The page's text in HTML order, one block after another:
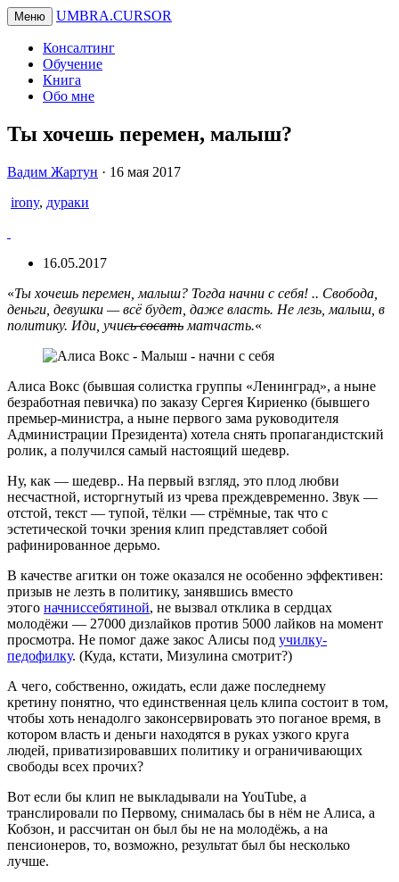
Меню UMBRA.CURSOR
Консалтинг
Обучение
Книга
Обо мне
Ты хочешь перемен, малыш?
Вадим
Вадим Жартун · 16 мая 2017
irony, дураки
16.05.2017
«Ты хочешь перемен, малыш? Тогда начни с себя! .. Свобода,
деньги, девушки — всё будет, даже власть. Не лезь, малыш, в
политику. Иди, учись сосать матчасть.«
Алиса Вокс (бывшая солистка группы «Ленинград», а ныне
безработная певичка) по заказу Сергея Кириенко (бывшего
премьер-министра, а ныне первого зама руководителя
Администрации Президента) хотела снять пропагандистский
ролик, а получился самый настоящий шедевр.
Ну, как — шедевр.. На первый взгляд, это плод любви
несчастной, исторгнутый из чрева преждевременно. Звук —
отстой, текст — тупой, тёлки — стрёмные, так что с
эстетической точки зрения клип представляет собой
рафинированное дерьмо.
В качестве агитки он тоже оказался не особенно эффективен:
призыв не лезть в политику, занявшись вместо
этого начниссебятиной, не вызвал отклика в сердцах
молодёжи — 27000 дизлайков против 5000 лайков на момент
просмотра. Не помог даже закос Алисы под училку-
педофилку. (Куда, кстати, Мизулина смотрит?)
А чего, собственно, ожидать, если даже последнему
кретину понятно, что единственная цель клипа состоит в том,
чтобы хоть ненадолго законсервировать это поганое время, в
котором власть и деньги находятся в руках узкого круга
людей, приватизировавших политику и ограничивающих
свободы всех прочих?
Вот если бы клип не выкладывали на YouTube, а
транслировали по Первому, снималась бы в нём не Алиса, а
Кобзон, и рассчитан он был бы не на молодёжь, а на
пенсионеров, то, возможно, результат был бы несколько
лучше.